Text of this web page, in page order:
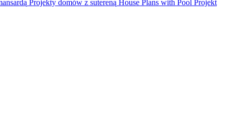
Projekty domów z sutereną House Plans with Pool Projekt